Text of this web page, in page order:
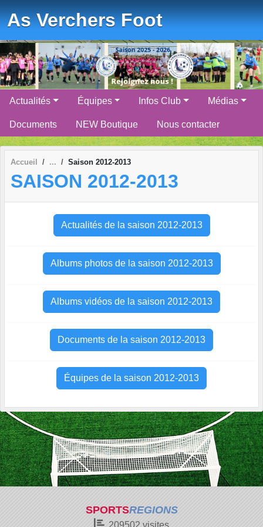
As Verchers Foot
Actualités Équipes Infos Club Médias
Documents NEW Boutique Nous contacter
Accueil Saison 2012-2013
SAISON 2012-2013
Actualités de la saison 2012-2013
Albums photos de la saison 2012-2013
Albums vidéos de la saison 2012-2013
Documents de la saison 2012-2013
Équipes de la saison 2012-2013
SPORTSREGIONS
209502 visites